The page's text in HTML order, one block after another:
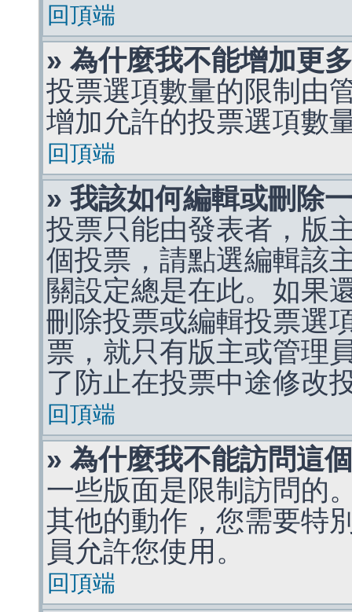
回頂端
» 為什麼我不能增加更
投票選項數量的限制由
增加允許的投票選項數
回頂端
» 我該如何編輯或刪除
投票只能由發表者，版
個投票，請點選編輯該
關設定總是在此。如果
刪除投票或編輯投票選
票，就只有版主或管理
了防止在投票中途修改
回頂端
» 為什麼我不能訪問這
一些版面是限制訪問的
其他的動作，您需要特
員允許您使用。
回頂端